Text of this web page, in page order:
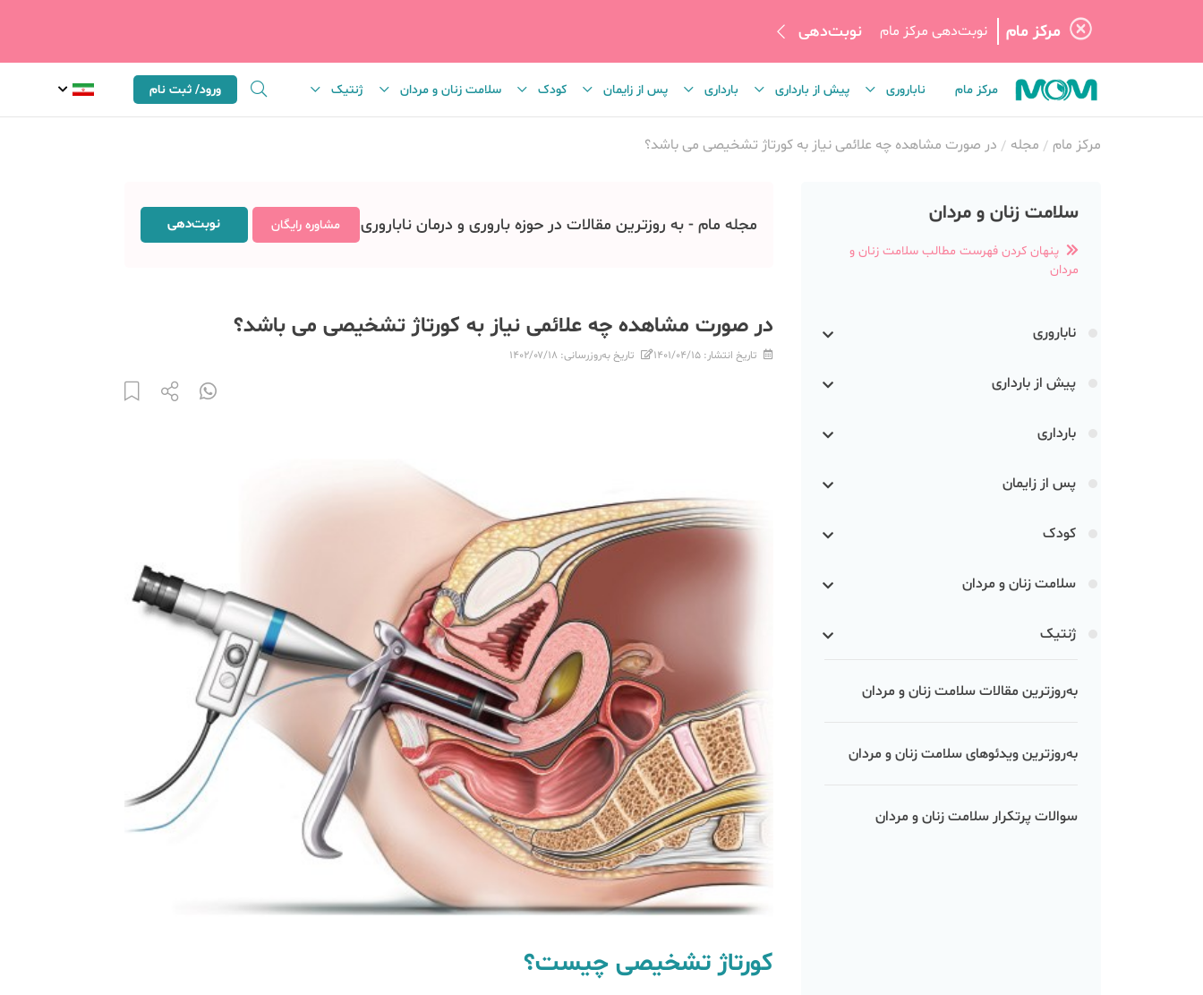
مرکز مام نوبت‌دهی مرکز مام نوبت‌دهی
مرکز مام ناباروری پیش از بارداری بارداری پس از زایمان کودک سلامت زنان و مردان ژنتیک ورود/ ثبت نام
مرکز مام مجله در صورت مشاهده چه علائمی نیاز به کورتاژ تشخیصی می باشد؟
سلامت زنان و مردان
پنهان کردن فهرست مطالب سلامت زنان و
مردان
ناباروری
پیش از بارداری
بارداری
پس از زایمان
کودک
سلامت زنان و مردان
ژنتیک
به‌روزترین مقالات سلامت زنان و مردان
به‌روزترین ویدئوهای سلامت زنان و مردان
سوالات پرتکرار سلامت زنان و مردان
مجله مام - به روزترین مقالات در حوزه باروری و درمان ناباروری مشاوره رایگان نوبت‌دهی
در صورت مشاهده چه علائمی نیاز به کورتاژ تشخیصی می باشد؟
تاریخ انتشار: ۱۴۰۱/۰۴/۱۵ تاریخ به‌روزرسانی: ۱۴۰۲/۰۷/۱۸
کورتاژ تشخیصی چیست؟